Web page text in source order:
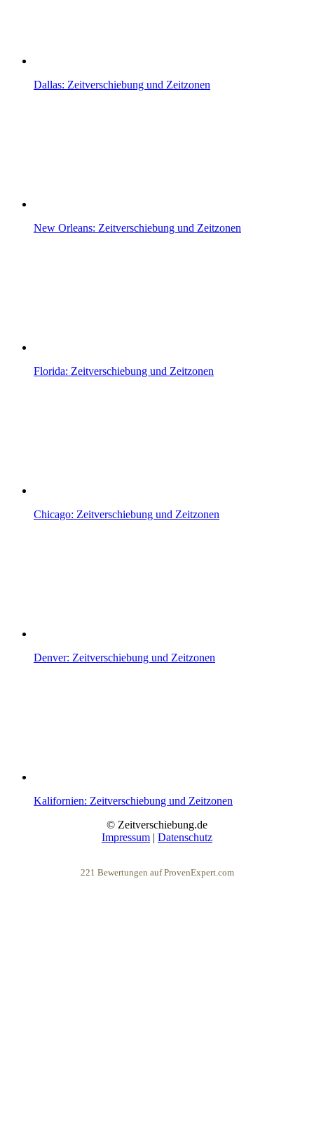
Dallas: Zeitverschiebung und Zeitzonen
New Orleans: Zeitverschiebung und Zeitzonen
Florida: Zeitverschiebung und Zeitzonen
Chicago: Zeitverschiebung und Zeitzonen
Denver: Zeitverschiebung und Zeitzonen
Kalifornien: Zeitverschiebung und Zeitzonen
© Zeitverschiebung.de
Impressum | Datenschutz
221 Bewertungen auf ProvenExpert.com